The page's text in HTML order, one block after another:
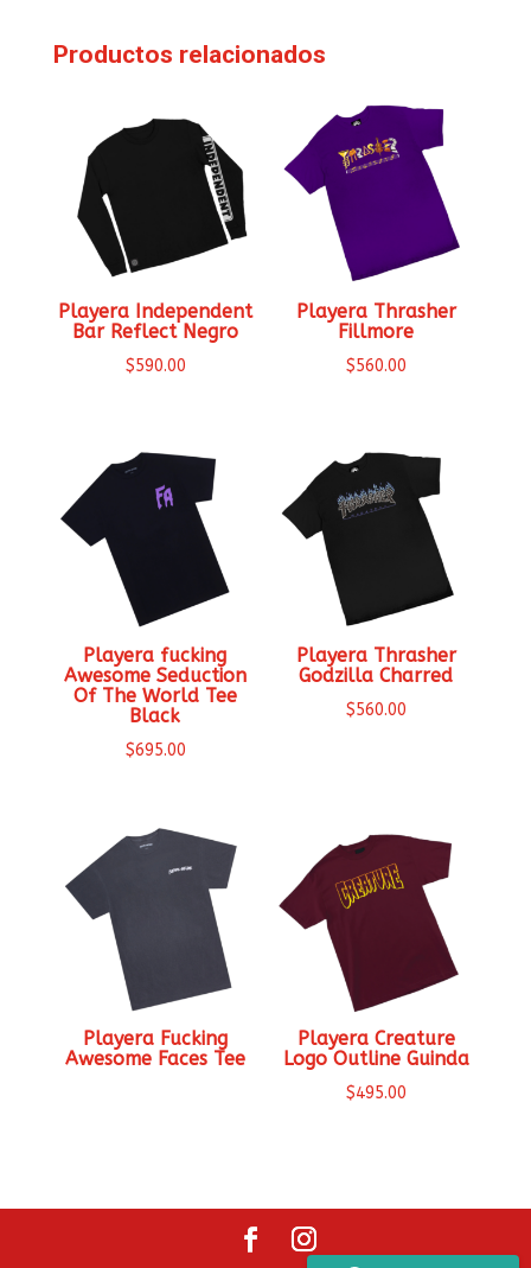
Productos relacionados
Playera Independent
Bar Reflect Negro
$590.00
Playera Thrasher
Fillmore
$560.00
Playera fucking
Awesome Seduction
Of The World Tee
Black
$695.00
Playera Thrasher
Godzilla Charred
$560.00
Playera Fucking
Awesome Faces Tee
Playera Creature
Logo Outline Guinda
$495.00